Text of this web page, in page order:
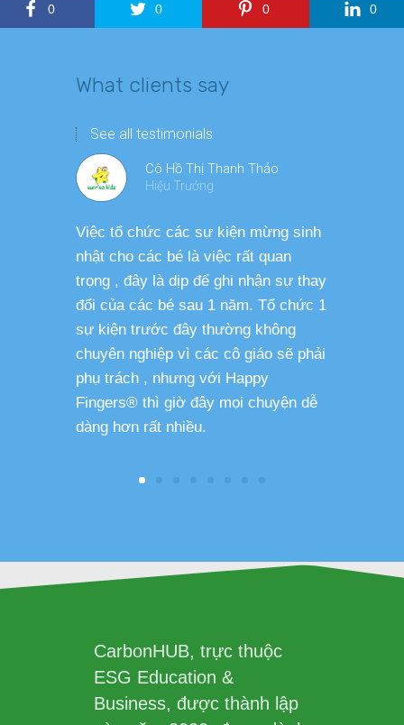
0 0 0 0
What clients say
See all testimonials
Cô Hồ Thị Thanh Thảo
Hiệu Trưởng
Việc tổ chức các sự kiện mừng sinh
nhật cho các bé là việc rất quan
trọng , đây là dịp để ghi nhận sự thay
đổi của các bé sau 1 năm. Tổ chức 1
sự kiện trước đây thường không
chuyên nghiệp vì các cô giáo sẽ phải
phụ trách , nhưng với Happy
Fingers® thì giờ đây mọi chuyện dễ
dàng hơn rất nhiều.
CarbonHUB, trực thuộc
ESG Education &
Business, được thành lập